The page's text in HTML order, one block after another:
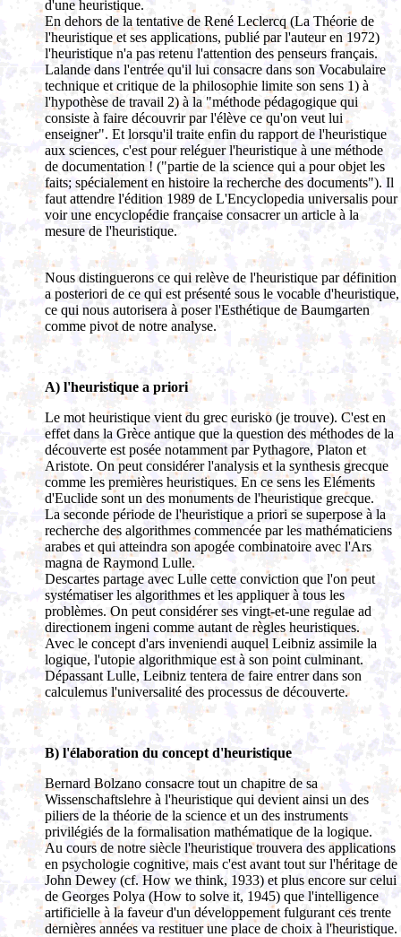
d'une heuristique.
En dehors de la tentative de René Leclercq (La Théorie de
l'heuristique et ses applications, publié par l'auteur en 1972)
l'heuristique n'a pas retenu l'attention des penseurs français.
Lalande dans l'entrée qu'il lui consacre dans son Vocabulaire
technique et critique de la philosophie limite son sens 1) à
l'hypothèse de travail 2) à la "méthode pédagogique qui
consiste à faire découvrir par l'élève ce qu'on veut lui
enseigner". Et lorsqu'il traite enfin du rapport de l'heuristique
aux sciences, c'est pour reléguer l'heuristique à une méthode
de documentation ! ("partie de la science qui a pour objet les
faits; spécialement en histoire la recherche des documents"). Il
faut attendre l'édition 1989 de L'Encyclopedia universalis pour
voir une encyclopédie française consacrer un article à la
mesure de l'heuristique.
Nous distinguerons ce qui relève de l'heuristique par définition
a posteriori de ce qui est présenté sous le vocable d'heuristique,
ce qui nous autorisera à poser l'Esthétique de Baumgarten
comme pivot de notre analyse.
A) l'heuristique a priori
Le mot heuristique vient du grec eurisko (je trouve). C'est en
effet dans la Grèce antique que la question des méthodes de la
découverte est posée notamment par Pythagore, Platon et
Aristote. On peut considérer l'analysis et la synthesis grecque
comme les premières heuristiques. En ce sens les Eléments
d'Euclide sont un des monuments de l'heuristique grecque.
La seconde période de l'heuristique a priori se superpose à la
recherche des algorithmes commencée par les mathématiciens
arabes et qui atteindra son apogée combinatoire avec l'Ars
magna de Raymond Lulle.
Descartes partage avec Lulle cette conviction que l'on peut
systématiser les algorithmes et les appliquer à tous les
problèmes. On peut considérer ses vingt-et-une regulae ad
directionem ingeni comme autant de règles heuristiques.
Avec le concept d'ars inveniendi auquel Leibniz assimile la
logique, l'utopie algorithmique est à son point culminant.
Dépassant Lulle, Leibniz tentera de faire entrer dans son
calculemus l'universalité des processus de découverte.
B) l'élaboration du concept d'heuristique
Bernard Bolzano consacre tout un chapitre de sa
Wissenschaftslehre à l'heuristique qui devient ainsi un des
piliers de la théorie de la science et un des instruments
privilégiés de la formalisation mathématique de la logique.
Au cours de notre siècle l'heuristique trouvera des applications
en psychologie cognitive, mais c'est avant tout sur l'héritage de
John Dewey (cf. How we think, 1933) et plus encore sur celui
de Georges Polya (How to solve it, 1945) que l'intelligence
artificielle à la faveur d'un développement fulgurant ces trente
dernières années va restituer une place de choix à l'heuristique.